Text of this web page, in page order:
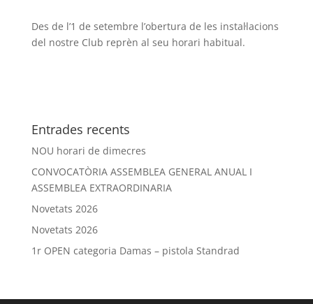
Des de l’1 de setembre l’obertura de les instal·lacions
del nostre Club reprèn al seu horari habitual.
Entrades recents
NOU horari de dimecres
CONVOCATÒRIA ASSEMBLEA GENERAL ANUAL I
ASSEMBLEA EXTRAORDINARIA
Novetats 2026
Novetats 2026
1r OPEN categoria Damas – pistola Standrad